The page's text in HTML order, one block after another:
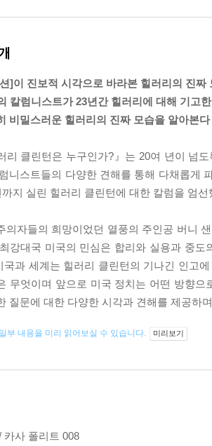
]이 진보적 시각으로 바라본 힐러리의 진짜
칼럼니스트가 23년간 힐러리에 대해 기고
비밀스러운 힐러리의 진짜 모습을 알아본다
리 클린턴은 누구인가?』는 20여 년이 넘
니스트들의 다양한 견해를 통해 다채롭게
까지 실린 힐러리 클린턴에 대한 칼럼을 엄선
의자들의 희망이었던 열풍의 주인공 버니
강대국 미국의 민심은 합리와 실용과 중
국과 세계는 힐러리 클린턴의 기나긴 인고
무엇이며 앞으로 미국 정치는 어떤 방향
질문에 대한 다양한 시각과 견해를 제공하
부 내용을 미리 읽어보실 수 있습니다. 미리보기
카사 폴리트 008